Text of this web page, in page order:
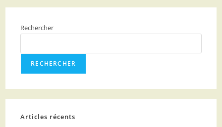
Rechercher
RECHERCHER
Articles récents